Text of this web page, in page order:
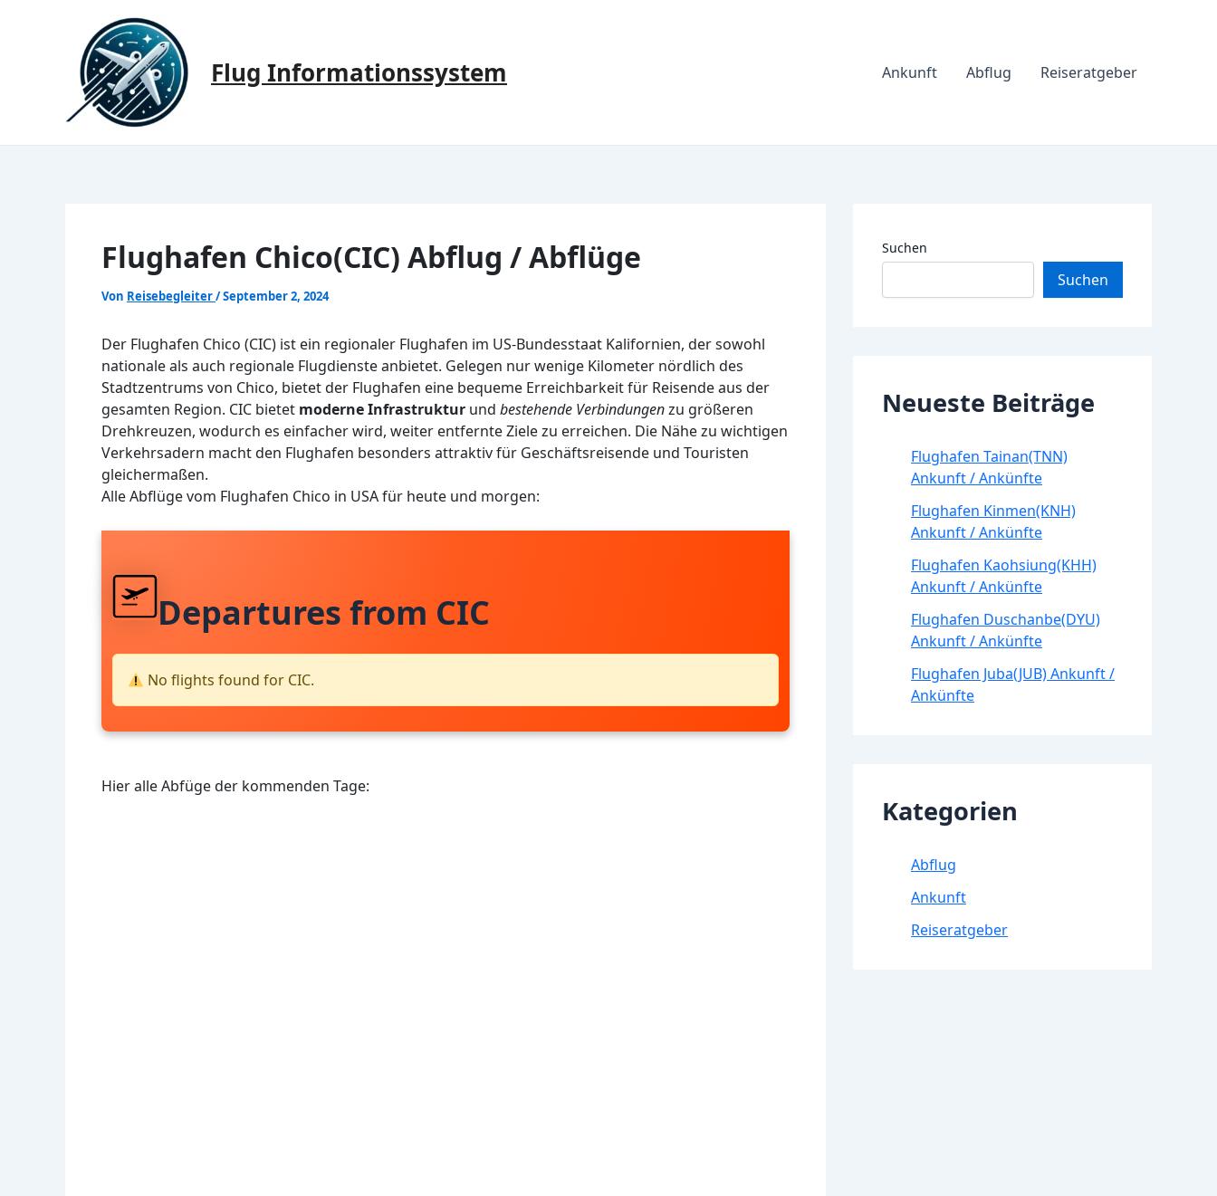
Flug Informationssystem Ankunft Abflug Reiseratgeber
Flughafen Chico(CIC) Abflug / Abflüge
Von Reisebegleiter/September 2, 2024
Der Flughafen Chico (CIC) ist ein regionaler Flughafen im US-Bundesstaat Kalifornien, der sowohl
nationale als auch regionale Flugdienste anbietet. Gelegen nur wenige Kilometer nördlich des
Stadtzentrums von Chico, bietet der Flughafen eine bequeme Erreichbarkeit für Reisende aus der
gesamten Region. CIC bietet moderne Infrastruktur und bestehende Verbindungenzu größeren
Drehkreuzen, wodurch es einfacher wird, weiter entfernte Ziele zu erreichen. Die Nähe zu wichtigen
Verkehrsadern macht den Flughafen besonders attraktiv für Geschäftsreisende und Touristen
gleichermaßen.
Alle Abflüge vom Flughafen Chico in USA für heute und morgen:
Departures from CIC
No flights found for CIC.
Hier alle Abfüge der kommenden Tage:
Suchen
Suchen
Neueste Beiträge
Flughafen Tainan(TNN)
Ankunft / Ankünfte
Flughafen Kinmen(KNH)
Ankunft / Ankünfte
Flughafen Kaohsiung(KHH)
Ankunft / Ankünfte
Flughafen Duschanbe(DYU)
Ankunft / Ankünfte
Flughafen Juba(JUB) Ankunft /
Ankünfte
Kategorien
Abflug
Ankunft
Reiseratgeber